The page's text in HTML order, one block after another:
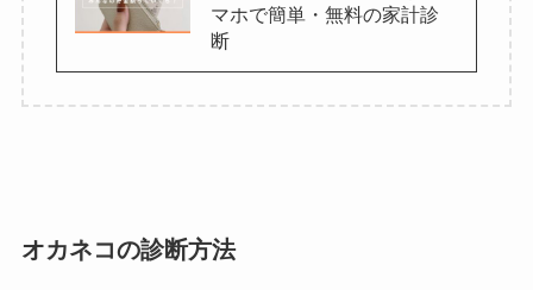
マホで簡単・無料の家計診
断
オカネコの診断方法